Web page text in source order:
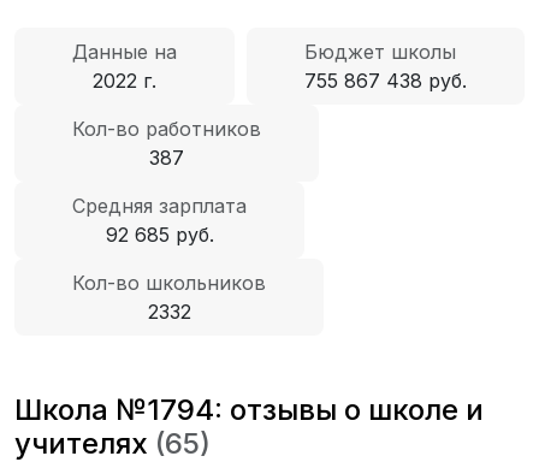
Данные на
2022 г.
Бюджет школы
755 867 438 руб.
Кол-во работников
387
Средняя зарплата
92 685 руб.
Кол-во школьников
2332
Школа №1794: отзывы о школе и
учителях (65)